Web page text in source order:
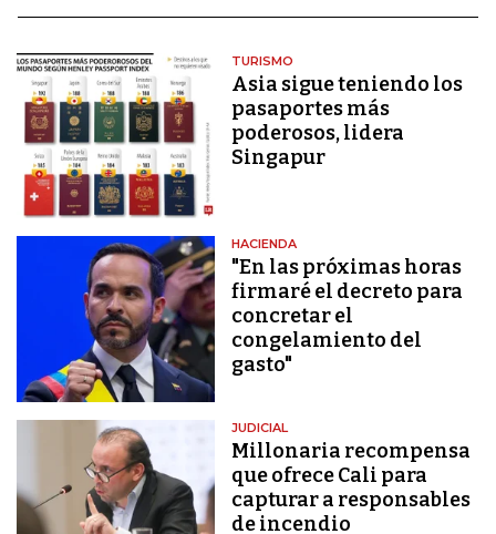
TURISMO
Asia sigue teniendo los
pasaportes más
poderosos, lidera
Singapur
HACIENDA
"En las próximas horas
firmaré el decreto para
concretar el
congelamiento del
gasto"
JUDICIAL
Millonaria recompensa
que ofrece Cali para
capturar a responsables
de incendio